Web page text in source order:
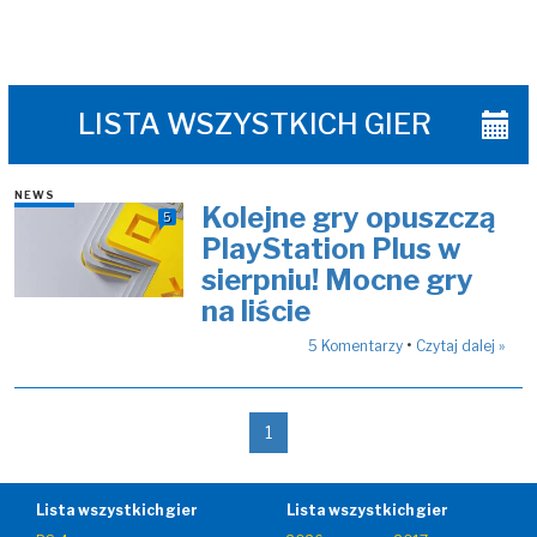
LISTA WSZYSTKICH GIER
NEWS
5
Kolejne gry opuszczą
PlayStation Plus w
sierpniu! Mocne gry
na liście
5 Komentarzy• Czytaj dalej »
1
Lista wszystkich gier
Lista wszystkich gier